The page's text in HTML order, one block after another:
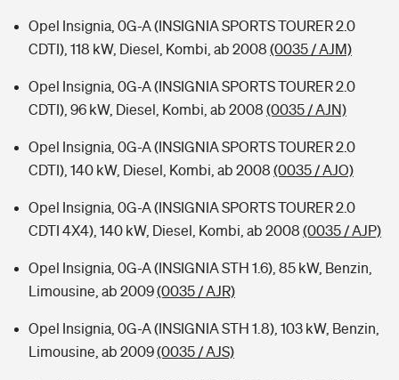
Opel Insignia, 0G-A (INSIGNIA SPORTS TOURER 2.0
CDTI), 118 kW, Diesel, Kombi, ab 2008 (0035 / AJM)
Opel Insignia, 0G-A (INSIGNIA SPORTS TOURER 2.0
CDTI), 96 kW, Diesel, Kombi, ab 2008 (0035 / AJN)
Opel Insignia, 0G-A (INSIGNIA SPORTS TOURER 2.0
CDTI), 140 kW, Diesel, Kombi, ab 2008 (0035 / AJO)
Opel Insignia, 0G-A (INSIGNIA SPORTS TOURER 2.0
CDTI 4X4), 140 kW, Diesel, Kombi, ab 2008 (0035 / AJP)
Opel Insignia, 0G-A (INSIGNIA STH 1.6), 85 kW, Benzin,
Limousine, ab 2009(0035 / AJR)
Opel Insignia, 0G-A (INSIGNIA STH 1.8), 103 kW, Benzin,
Limousine, ab 2009(0035 / AJS)